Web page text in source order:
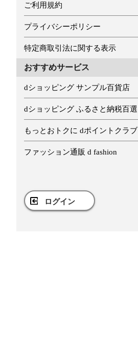
ご利用規約
プライバシーポリシー
特定商取引法に関する表示
おすすめサービス
dショッピング サンプル百貨店
dショッピング ふるさと納税百選
もっとおトクに dポイントクラブ
ファッション通販 d fashion
ログイン